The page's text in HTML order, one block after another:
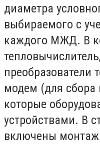
диаметра
выбираемого с
каждого МЖД. В
преобразователи
модем (для сбора
которые
устройствами. В
включены монтаж